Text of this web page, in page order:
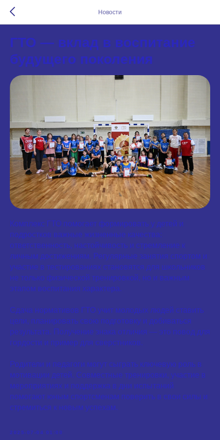
Новости
ГТО — вклад в воспитание
будущего поколения
Комплекс ГТО помогает формировать у детей и
подростков важные жизненные качества:
ответственность, настойчивость и стремление к
личным достижениям. Регулярные занятия спортом и
участие в тестированиях становятся для школьников
не только физической тренировкой, но и важным
этапом воспитания характера.
Сдача нормативов ГТО учит молодых людей ставить
цели, планировать свою подготовку и добиваться
результата. Получение знака отличия — это повод для
гордости и пример для сверстников.
Родители и педагоги могут сыграть ключевую роль в
мотивации детей. Совместные тренировки, участие в
мероприятиях и поддержка в дни испытаний
помогают юным спортсменам поверить в свои силы и
стремиться к новым успехам.
2025-07-04 01:00